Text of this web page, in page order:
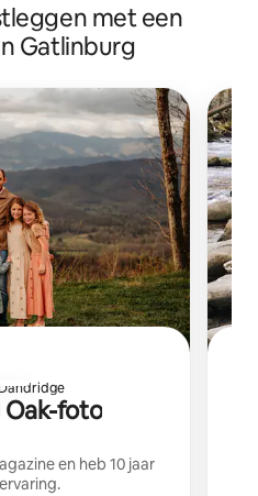
met een
Gatlinburg
foto
en heb 10 jaar